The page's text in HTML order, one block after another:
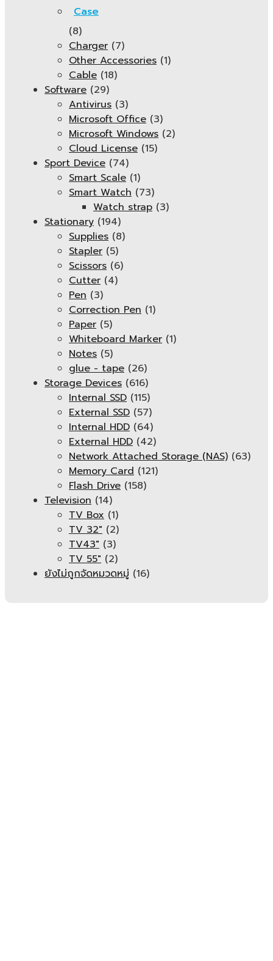
Case
(8)
Charger (7)
Other Accessories (1)
Cable (18)
Software (29)
Antivirus (3)
Microsoft Office (3)
Microsoft Windows (2)
Cloud License (15)
Sport Device (74)
Smart Scale (1)
Smart Watch (73)
Watch strap (3)
Stationary (194)
Supplies (8)
Stapler (5)
Scissors (6)
Cutter (4)
Pen (3)
Correction Pen (1)
Paper (5)
Whiteboard Marker (1)
Notes (5)
glue - tape (26)
Storage Devices (616)
Internal SSD (115)
External SSD (57)
Internal HDD (64)
External HDD (42)
Network Attached Storage (NAS) (63)
Memory Card (121)
Flash Drive (158)
Television (14)
TV Box (1)
TV 32" (2)
TV43" (3)
TV 55" (2)
ยังไม่ถูกจัดหมวดหมู่ (16)